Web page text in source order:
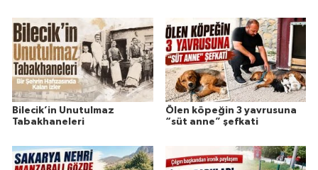
Bilecik’in Unutulmaz
Tabakhaneleri
Ölen köpeğin 3 yavrusuna
“süt anne” şefkati